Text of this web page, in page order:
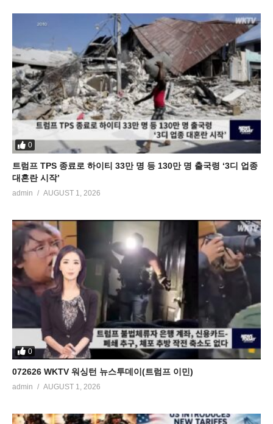
0
트럼프 TPS 종료로 하이티 33만 명 등 130만 명 출국령 ‘3디 업종
대혼란 시작’
admin AUGUST 1, 2026
0
072626 WKTV 워싱턴 뉴스투데이(트럼프 이민)
admin AUGUST 1, 2026